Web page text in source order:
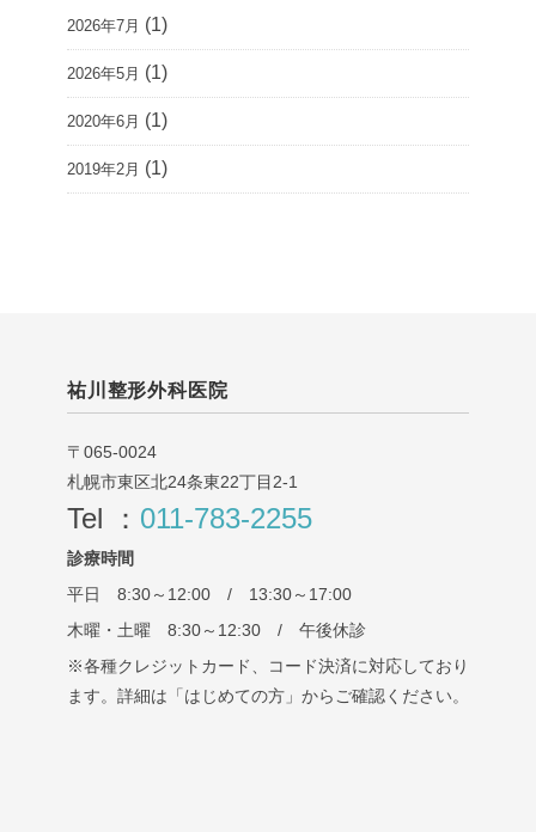
2026年7月 (1)
2026年5月 (1)
2020年6月 (1)
2019年2月 (1)
祐川整形外科医院
〒065-0024
札幌市東区北24条東22丁目2-1
Tel ： 011-783-2255
診療時間
平日 8:30～12:00 / 13:30～17:00
木曜・土曜 8:30～12:30 / 午後休診
※各種クレジットカード、コード決済に対応しており
ます。詳細は「はじめての方」からご確認ください。